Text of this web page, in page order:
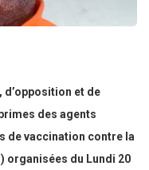
et de
des agents
de vaccination contre la
organisées du Lundi 20